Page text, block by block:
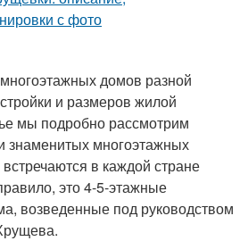
домов разной
и размеров жилой
мы подробно рассмотрим
знаменитых многоэтажных
в каждой стране
это 4-5-этажные
возведенные под руководством